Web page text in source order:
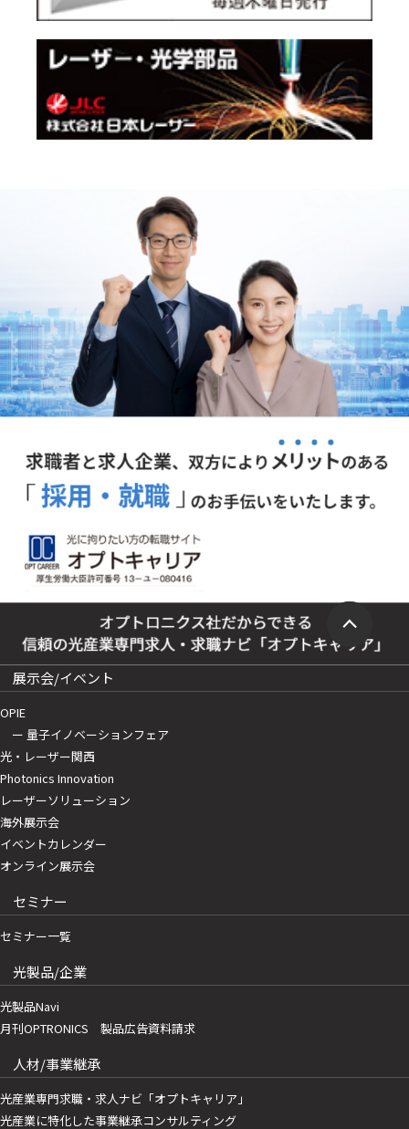
展示会/イベント
OPIE
ー 量子イノベーションフェア
光・レーザー関西
Photonics Innovation
レーザーソリューション
海外展示会
イベントカレンダー
オンライン展示会
セミナー
セミナー一覧
光製品/企業
光製品Navi
月刊OPTRONICS 製品広告資料請求
人材/事業継承
光産業専門求職・求人ナビ「オプトキャリア」
光産業に特化した事業継承コンサルティング